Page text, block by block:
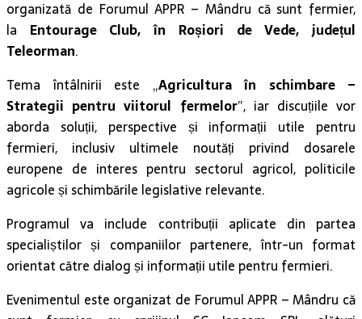
organizată de Forumul APPR – Mândru că sunt fermier,
la Entourage Club, în Roșiori de Vede, județul
Teleorman.
Tema întâlnirii este „Agricultura în schimbare –
Strategii pentru viitorul fermelor”, iar discuțiile vor
aborda soluții, perspective și informații utile pentru
fermieri, inclusiv ultimele noutăți privind dosarele
europene de interes pentru sectorul agricol, politicile
agricole și schimbările legislative relevante.
Programul va include contribuții aplicate din partea
specialiștilor și companiilor partenere, într-un format
orientat către dialog și informații utile pentru fermieri.
Evenimentul este organizat de Forumul APPR – Mândru că